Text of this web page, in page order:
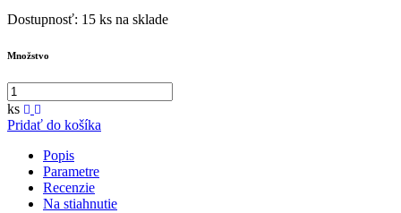
Dostupnosť: 15 ks na sklade
Množstvo
ks
Pridať do košíka
Popis
Parametre
Recenzie
Na stiahnutie